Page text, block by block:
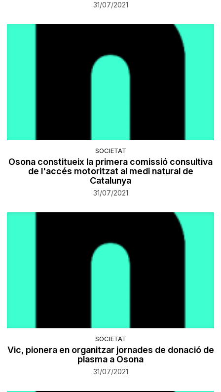
31/07/2021
SOCIETAT
Osona constitueix la primera comissió consultiva
de l'accés motoritzat al medi natural de
Catalunya
31/07/2021
SOCIETAT
​Vic, pionera en organitzar jornades de donació de
plasma a Osona
31/07/2021